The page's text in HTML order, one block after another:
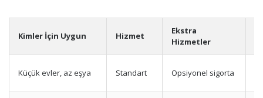
Kimler İçin Uygun Hizmet
Ekstra
Hizmetler
Küçük evler, az eşya Standart Opsiyonel sigorta